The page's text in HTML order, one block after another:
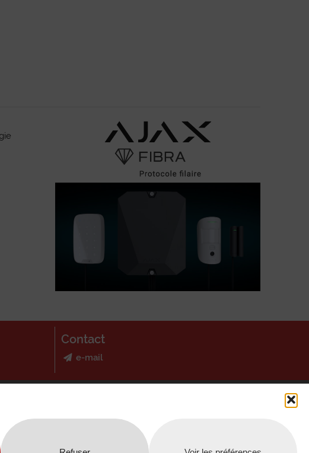
Contact
e-mail
Parc d’activités de la vallée de l’Écaillon